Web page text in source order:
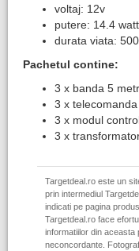
voltaj: 12v
putere: 14.4
durata viata:
Pachetul contine:
3 x banda 5
3 x
3 x modul
3 x
Targetdeal.ro este un
prin intermediul
indicati pe pagina
Targetdeal.ro face
informatiilor din aceasta
neconcordante.